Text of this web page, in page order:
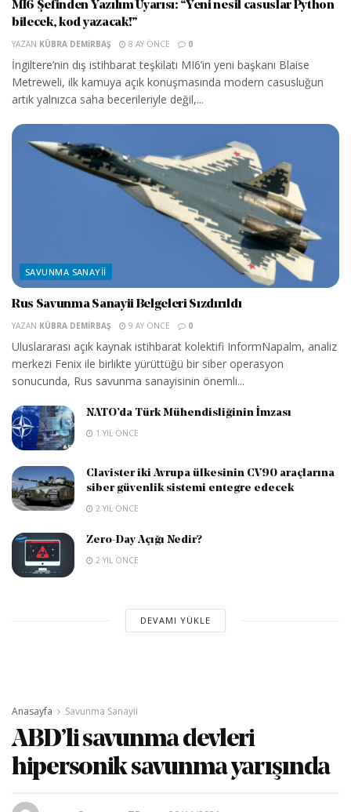
MI6 Şefinden Yazılım Uyarısı: “Yeni nesil casuslar Python
bilecek, kod yazacak!”
YAZAN KÜBRA DEMIRBAŞ 8 AY ÖNCE 0
İngiltere’nin dış istihbarat teşkilatı MI6’in yeni başkanı Blaise
Metreweli, ilk kamuya açık konuşmasında modern casusluğun
artık yalnızca saha becerileriyle değil,...
SAVUNMA SANAYII
Rus Savunma Sanayii Belgeleri Sızdırıldı
YAZAN KÜBRA DEMIRBAŞ 9 AY ÖNCE 0
Uluslararası açık kaynak istihbarat kolektifi InformNapalm, analiz
merkezi Fenix ile birlikte yürüttüğü bir siber operasyon
sonucunda, Rus savunma sanayisinin önemli...
NATO’da Türk Mühendisliğinin İmzası
1 YIL ÖNCE
Clavister iki Avrupa ülkesinin CV90 araçlarına
siber güvenlik sistemi entegre edecek
2 YIL ÖNCE
Zero-Day Açığı Nedir?
2 YIL ÖNCE
DEVAMI YÜKLE
Anasayfa Savunma Sanayii
ABD’li savunma devleri
hipersonik savunma yarışında